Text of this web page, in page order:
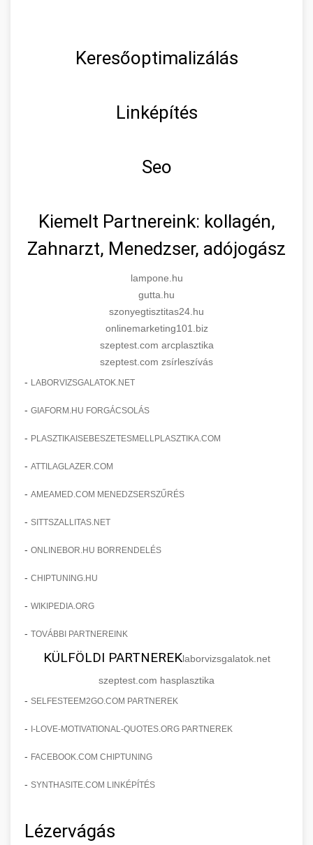
Keresőoptimalizálás
Linképítés
Seo
Kiemelt Partnereink: kollagén,
Zahnarzt, Menedzser, adójogász
lampone.hu
gutta.hu
szonyegtisztitas24.hu
onlinemarketing101.biz
szeptest.com arcplasztika
szeptest.com zsírleszívás
- LABORVIZSGALATOK.NET
- GIAFORM.HU FORGÁCSOLÁS
- PLASZTIKAISEBESZETESMELLPLASZTIKA.COM
- ATTILAGLAZER.COM
- AMEAMED.COM MENEDZSERSZŰRÉS
- SITTSZALLITAS.NET
- ONLINEBOR.HU BORRENDELÉS
- CHIPTUNING.HU
- WIKIPEDIA.ORG
- TOVÁBBI PARTNEREINK
KÜLFÖLDI PARTNEREKlaborvizsgalatok.net
szeptest.com hasplasztika
- SELFESTEEM2GO.COM PARTNEREK
- I-LOVE-MOTIVATIONAL-QUOTES.ORG PARTNEREK
- FACEBOOK.COM CHIPTUNING
- SYNTHASITE.COM LINKÉPÍTÉS
Lézervágás